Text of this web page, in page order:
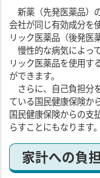
新薬（先発医薬品）
会社が同じ有効成分を
リック医薬品（後発医
慢性的な病気によっ
リック医薬品を使用す
ができます。
さらに、自己負担分
ている国民健康保険か
国民健康保険からの支
らすことにもなります。
家計への負